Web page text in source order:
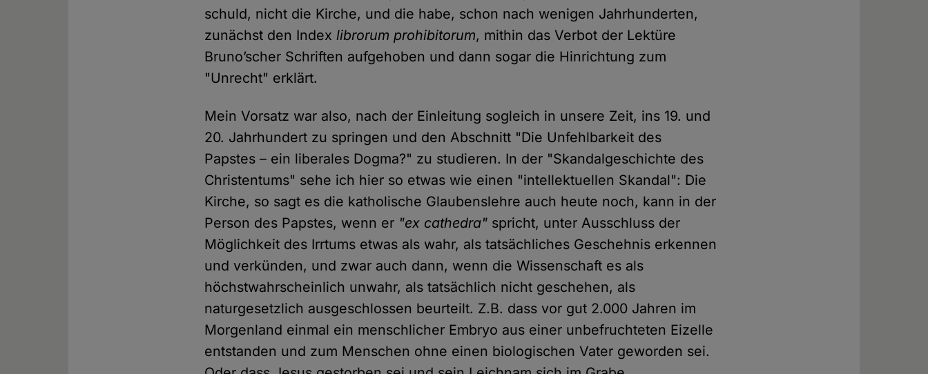
schuld, nicht die Kirche, und die habe, schon nach wenigen Jahrhunderten,
zunächst den Indexlibrorum prohibitorum, mithin das Verbot der Lektüre
Bruno’scher Schriften aufgehoben und dann sogar die Hinrichtung zum
"Unrecht" erklärt.
Mein Vorsatz war also, nach der Einleitung sogleich in unsere Zeit, ins 19. und
20. Jahrhundert zu springen und den Abschnitt "Die Unfehlbarkeit des
Papstes – ein liberales Dogma?" zu studieren. In der "Skandalgeschichte des
Christentums" sehe ich hier so etwas wie einen "intellektuellen Skandal": Die
Kirche, so sagt es die katholische Glaubenslehre auch heute noch, kann in der
Person des Papstes, wenn er "ex cathedra" spricht, unter Ausschluss der
Möglichkeit des Irrtums etwas als wahr, als tatsächliches Geschehnis erkennen
und verkünden, und zwar auch dann, wenn die Wissenschaft es als
höchstwahrscheinlich unwahr, als tatsächlich nicht geschehen, als
naturgesetzlich ausgeschlossen beurteilt. Z.B. dass vor gut 2.000 Jahren im
Morgenland einmal ein menschlicher Embryo aus einer unbefruchteten Eizelle
entstanden und zum Menschen ohne einen biologischen Vater geworden sei.